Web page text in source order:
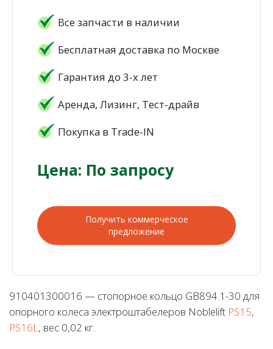
Все запчасти в наличии
Бесплатная доставка по Москве
Гарантия до 3-х лет
Аренда, Лизинг, Тест-драйв
Покупка в Trade-IN
Цена: По запросу
Получить коммерческое
предложение
910401300016 — стопорное кольцо GB894.1-30 для
опорного колеса электроштабелеров Noblelift PS15,
PS16L , вес 0,02 кг.